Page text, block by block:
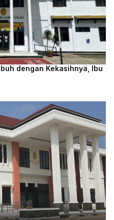
dengan Kekasihnya, Ibu